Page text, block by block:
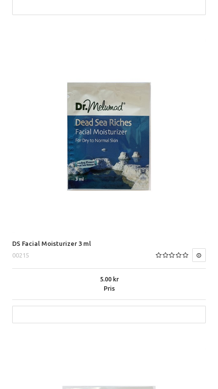
DS Facial Moisturizer 3 ml
00215
Pris
5.00